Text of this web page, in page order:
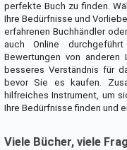
perfekte Buch zu finden.
Ihre Bedürfnisse und
erfahrenen Buchhändler
auch Online
Bewertungen von anderen
besseres Verständnis für
bevor Sie es kaufen.
hilfreiches Instrument, um
Ihre Bedürfnisse finden und
Viele Bücher, viele